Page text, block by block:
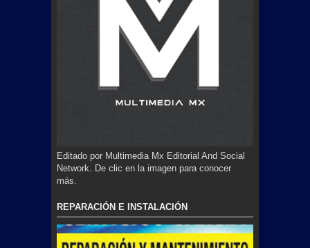
Editado por Multimedia Mx Editorial And Social
Network. De clic en la imagen para conocer
más.
REPARACIÓN E INSTALACIÓN